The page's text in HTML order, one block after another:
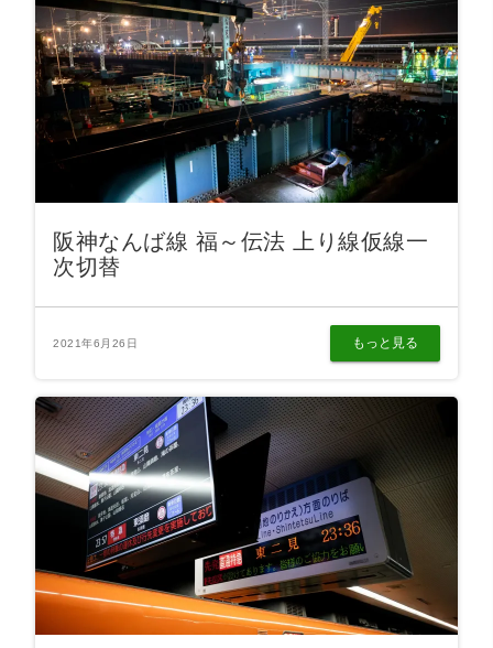
阪神なんば線 福～伝法 上り線仮線一
次切替
2021年6月26日 もっと見る